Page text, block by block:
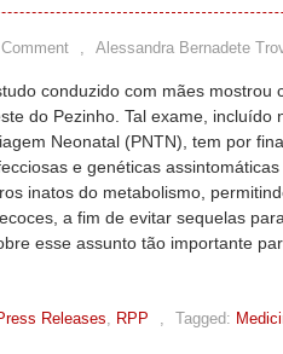
, Alessandra Bernadete
conduzido com mães mostrou
do Pezinho. Tal exame, incluído
Neonatal (PNTN), tem por
e genéticas
inatos do metabolismo,
a fim de evitar sequelas
esse assunto tão importante
Releases, RPP , Tagged: